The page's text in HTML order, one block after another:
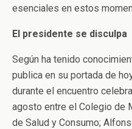
esenciales en estos
El presidente se disculpa
Según ha tenido
publica en su portada de
durante el encuentro
agosto entre el Colegio de
de Salud y Consumo;